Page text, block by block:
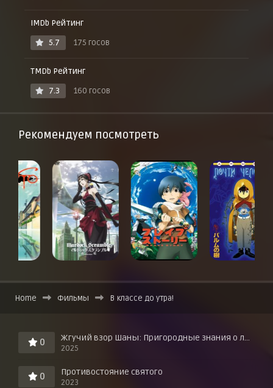
IMDb Рейтинг
5.7
175 госов
TMDb Рейтинг
7.3
160 госов
Рекомендуем посмотреть
Home Фильмы В классе до утра!
0 Жгучий взор Шаны: Пригородные знания о любви в горячих источниках!
2025
0 Противостояние святого
2023